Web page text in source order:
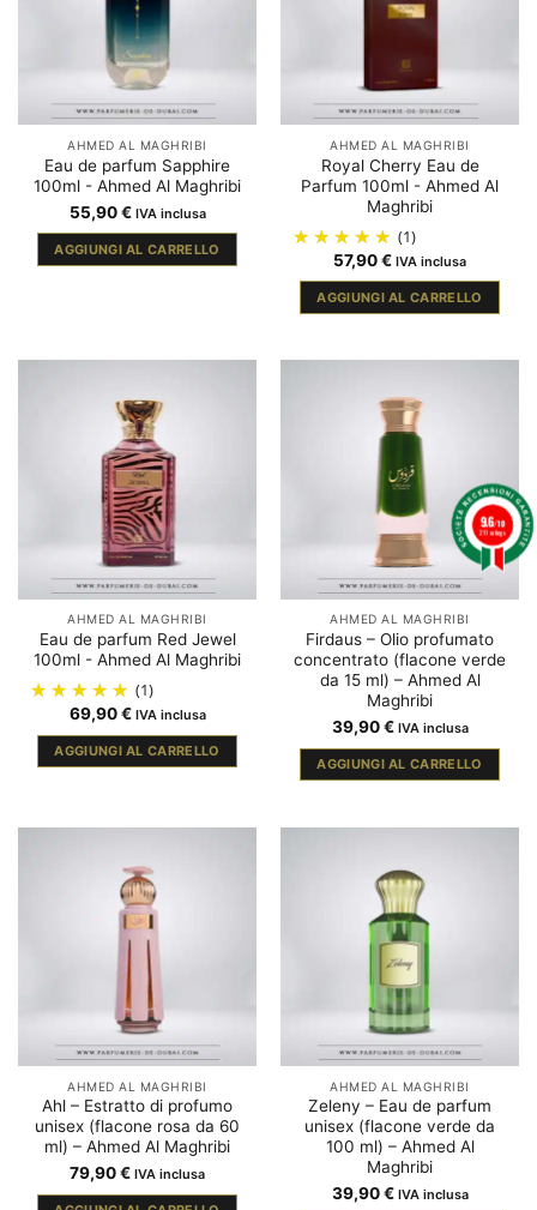
AHMED AL MAGHRIBI
Eau de parfum Sapphire
100ml - Ahmed Al Maghribi
55,90€ IVA inclusa
AGGIUNGI AL CARRELLO
AHMED AL MAGHRIBI
Royal Cherry Eau de
Parfum 100ml - Ahmed Al
Maghribi
(1)
57,90€ IVA inclusa
AGGIUNGI AL CARRELLO
AHMED AL MAGHRIBI
Eau de parfum Red Jewel
100ml - Ahmed Al Maghribi
(1)
69,90€ IVA inclusa
AGGIUNGI AL CARRELLO
AHMED AL MAGHRIBI
Firdaus – Olio profumato
concentrato (flacone verde
da 15 ml) – Ahmed Al
Maghribi
39,90€ IVA inclusa
AGGIUNGI AL CARRELLO
AHMED AL MAGHRIBI
Ahl – Estratto di profumo
unisex (flacone rosa da 60
ml) – Ahmed Al Maghribi
79,90€ IVA inclusa
AHMED AL MAGHRIBI
Zeleny – Eau de parfum
unisex (flacone verde da
100 ml) – Ahmed Al
Maghribi
39,90€ IVA inclusa
9.6/10
211 ratings